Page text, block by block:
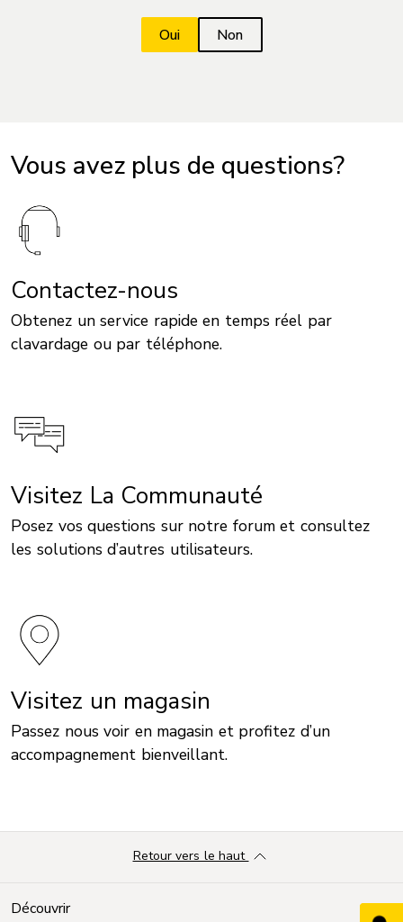
Vous avez plus de questions?
Contactez-nous
Obtenez un service rapide en temps réel par
clavardage ou par téléphone.
Visitez La Communauté
Posez vos questions sur notre forum et consultez
les solutions d’autres utilisateurs.
Visitez un magasin
Passez nous voir en magasin et profitez d’un
accompagnement bienveillant.
Découvrir
Retour vers le haut